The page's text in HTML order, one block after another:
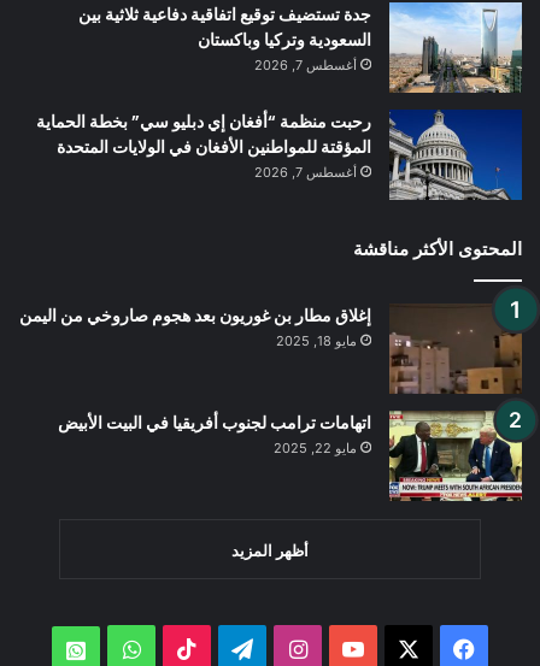
جدة تستضيف توقيع اتفاقية دفاعية ثلاثية بين
السعودية وتركيا وباكستان
أغسطس 7, 2026
رحبت منظمة “أفغان إي دبليو سي” بخطة الحماية
المؤقتة للمواطنين الأفغان في الولايات المتحدة
أغسطس 7, 2026
المحتوى الأكثر مناقشة
إغلاق مطار بن غوريون بعد هجوم صاروخي من اليمن
مايو 18, 2025
اتهامات ترامب لجنوب أفريقيا في البيت الأبيض
مايو 22, 2025
أظهر المزيد
فيسبوك ‫YouTubeانستقرامتيلقرام ‫TikTokواتساب